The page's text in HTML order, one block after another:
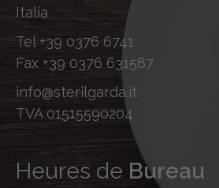
Italia
Tel +39 0376 6741
Fax +39 0376 631587
info@sterilgarda.it
TVA 01515590204
Heures de Bureau